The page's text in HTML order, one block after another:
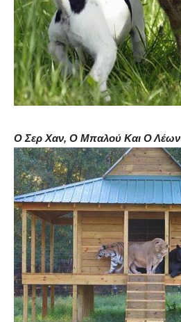
Ο Σερ Χαν, Ο Μπαλού Και Ο Λέων